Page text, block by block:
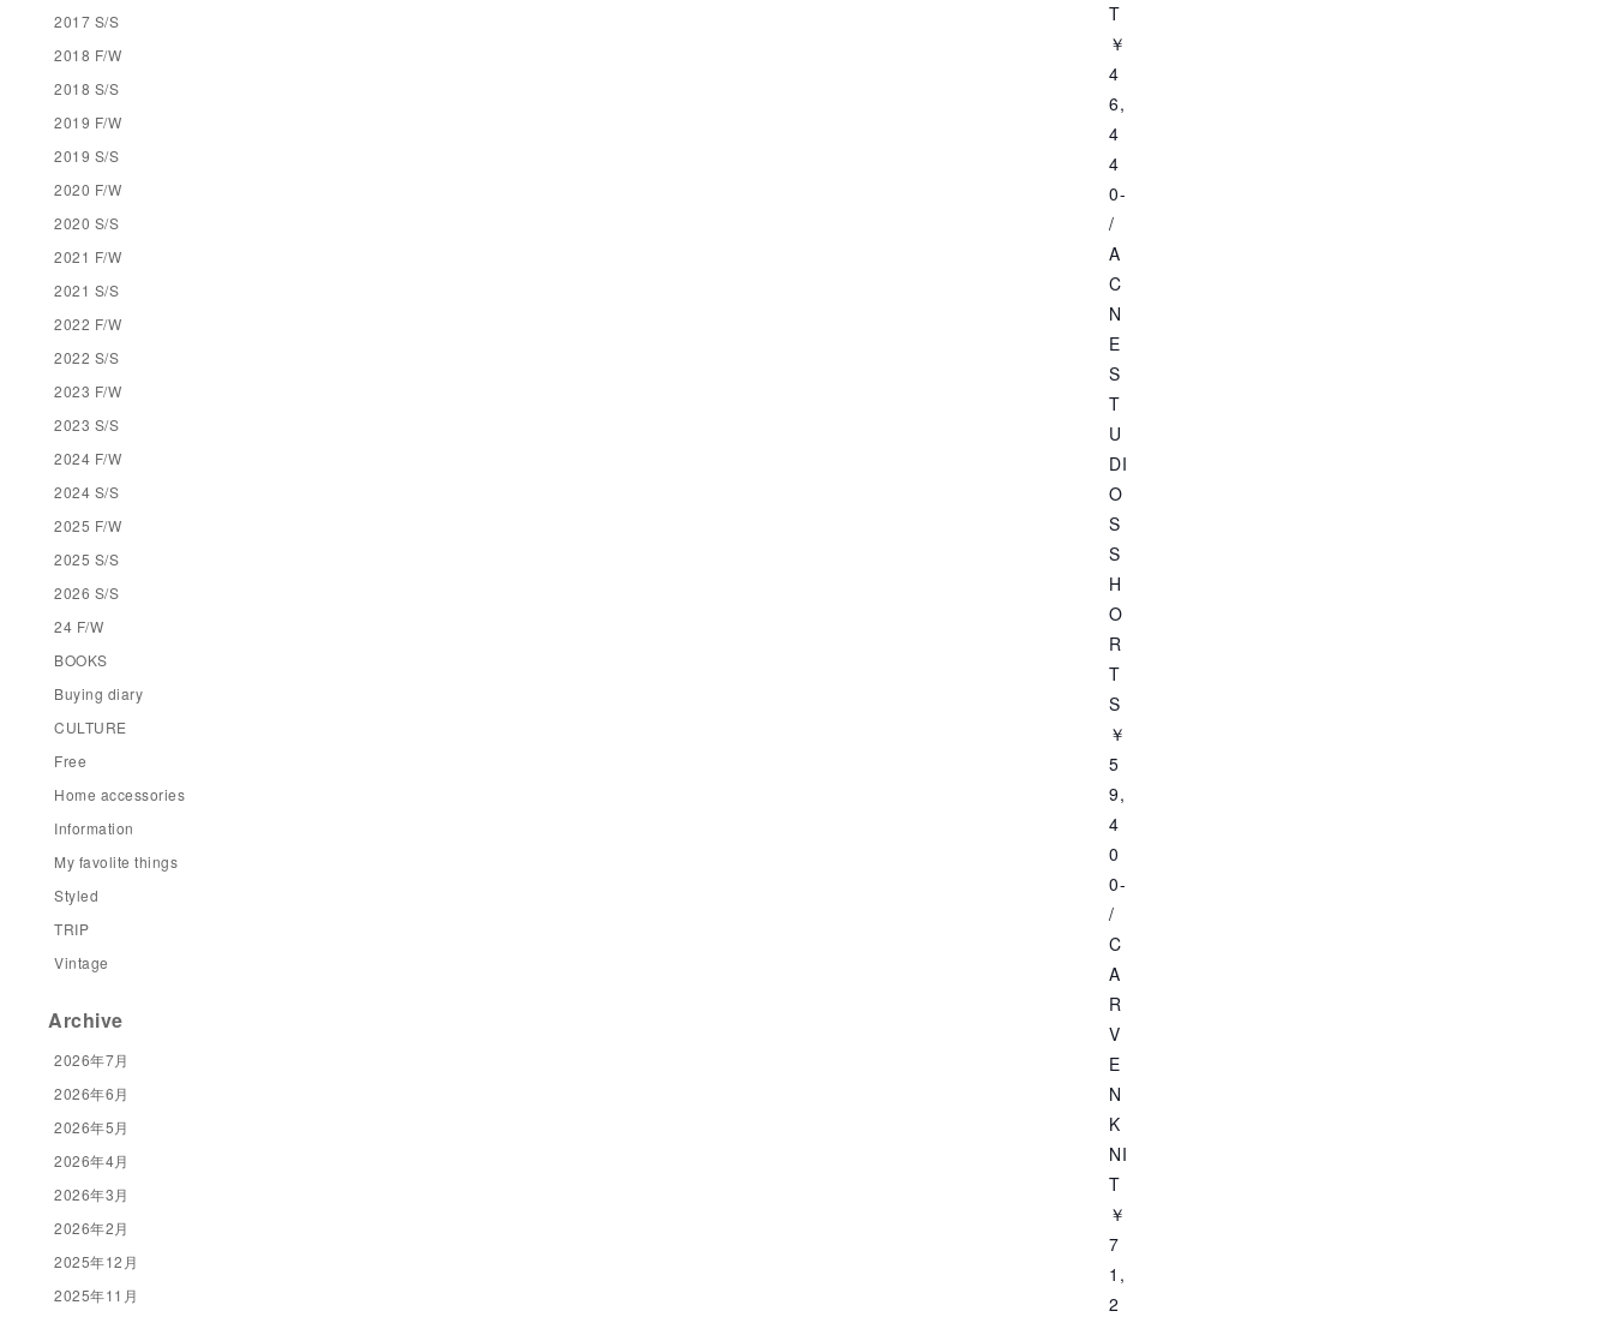
T
￥
4
6,
4
4
0-
/
A
C
N
E
S
T
U
DI
O
S
S
H
O
R
T
S
￥
5
9,
4
0
0-
/
C
A
R
V
E
N
K
NI
T
￥
7
1,
2
2017 S/S
2018 F/W
2018 S/S
2019 F/W
2019 S/S
2020 F/W
2020 S/S
2021 F/W
2021 S/S
2022 F/W
2022 S/S
2023 F/W
2023 S/S
2024 F/W
2024 S/S
2025 F/W
2025 S/S
2026 S/S
24 F/W
BOOKS
Buying diary
CULTURE
Free
Home accessories
Information
My favolite things
Styled
TRIP
Vintage
Archive
2026年7月
2026年6月
2026年5月
2026年4月
2026年3月
2026年2月
2025年12月
2025年11月